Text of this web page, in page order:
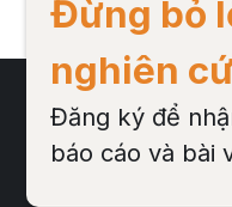
Đừng bỏ
nghiên
Đăng ký để
báo cáo và bài